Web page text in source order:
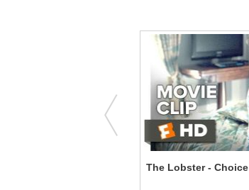
The Lobster - Choice